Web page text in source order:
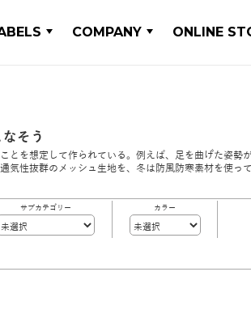
COMPANY ONLINE
そう
とを想定して作られている。例えば、足を曲げた姿
性抜群のメッシュ生地を、冬は防風防寒素材を使っ
サブカテゴリー カラー